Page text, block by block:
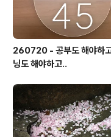
260720 - 공부도 해야하
닝도 해야하고..